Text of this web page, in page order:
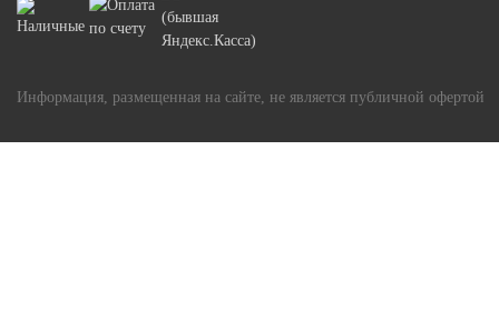
Информация, размещенная на сайте, не является публичной офертой